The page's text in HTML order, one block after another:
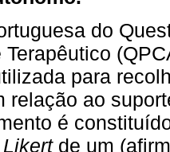
do
Terapêutico
para
relação ao
é
Likertde um